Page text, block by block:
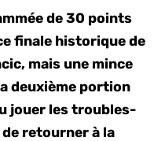
de 30 points
finale historique de
mais une mince
deuxième portion
jouer les troubles-
de retourner à la